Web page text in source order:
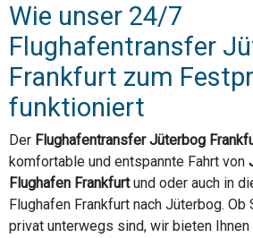
Wie unser 24/7
Flughafentransfer
Frankfurt zum
funktioniert
Der Flughafentransfer Jüterbog
komfortable und entspannte Fahrt von
Flughafen Frankfurtund oder auch in
Flughafen Frankfurt nach Jüterbog.
privat unterwegs sind, wir bieten